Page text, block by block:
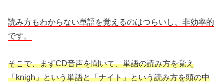
読み方もわからない単語を覚えるのはつらいし、非効率的
です。
そこで、まずCD音声を聞いて、単語の読み方を覚え
「knigh」という単語と「ナイト」という読み方を頭の中